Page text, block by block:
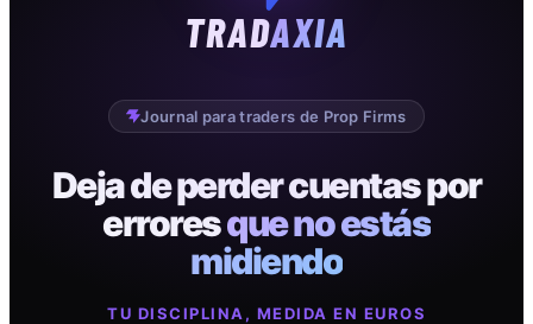
TRADAXIA
Journal para traders de Prop Firms
Deja de perder cuentas por
erroresque no estás
midiendo
TU DISCIPLINA, MEDIDA EN EUROS